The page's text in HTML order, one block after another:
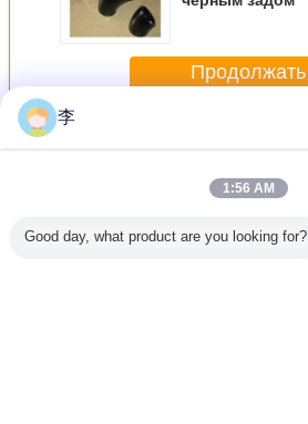
Продолжать
Больше
李
1:56 AM
Good day, what product are you looking for?